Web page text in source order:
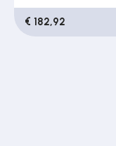
€ 182,92